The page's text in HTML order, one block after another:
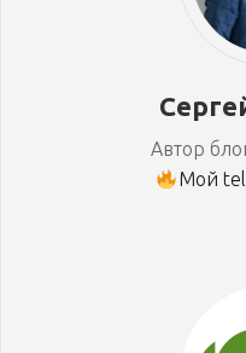
Автор
Мой